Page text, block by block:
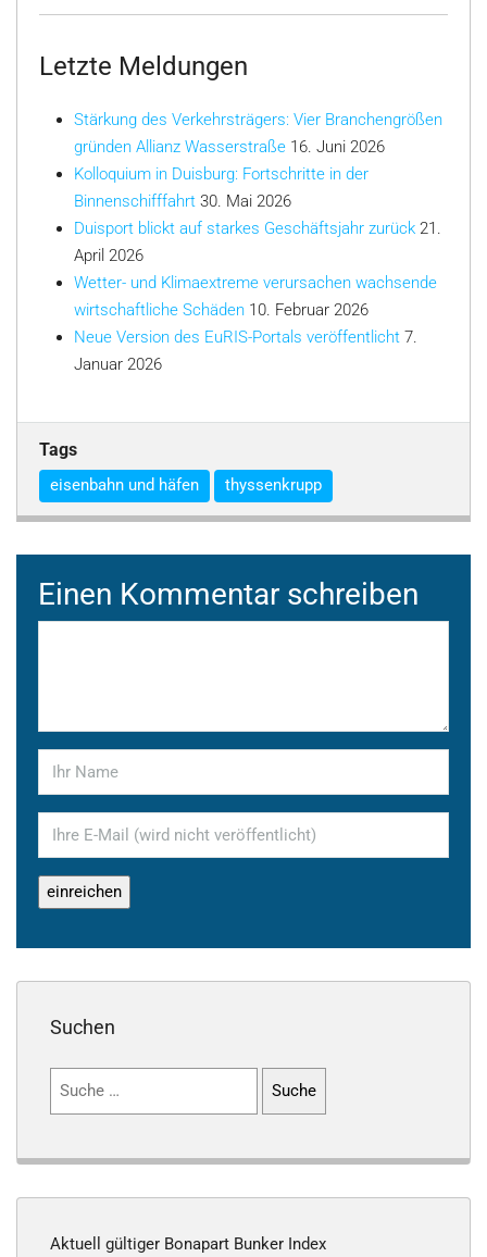
Letzte Meldungen
Stärkung des Verkehrsträgers: Vier Branchengrößen
gründen Allianz Wasserstraße 16. Juni 2026
Kolloquium in Duisburg: Fortschritte in der
Binnenschifffahrt 30. Mai 2026
Duisport blickt auf starkes Geschäftsjahr zurück 21.
April 2026
Wetter- und Klimaextreme verursachen wachsende
wirtschaftliche Schäden 10. Februar 2026
Neue Version des EuRIS-Portals veröffentlicht 7.
Januar 2026
Tags
eisenbahn und häfen thyssenkrupp
Einen Kommentar schreiben
Suchen
Suchen
Aktuell gültiger Bonapart Bunker Index